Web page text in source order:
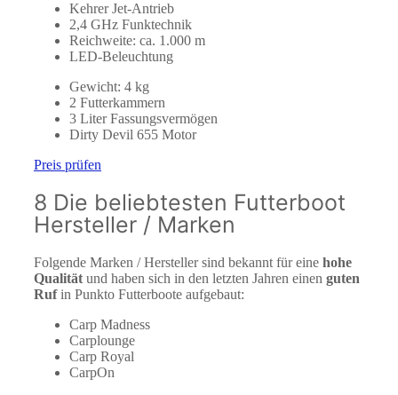
Kehrer Jet-Antrieb
2,4 GHz Funktechnik
Reichweite: ca. 1.000 m
LED-Beleuchtung
Gewicht: 4 kg
2 Futterkammern
3 Liter Fassungsvermögen
Dirty Devil 655 Motor
Preis prüfen
8 Die beliebtesten Futterboot
Hersteller / Marken
Folgende Marken / Hersteller sind bekannt für eine hohe
Qualität und haben sich in den letzten Jahren einen guten
Rufin Punkto Futterboote aufgebaut:
Carp Madness
Carplounge
Carp Royal
CarpOn